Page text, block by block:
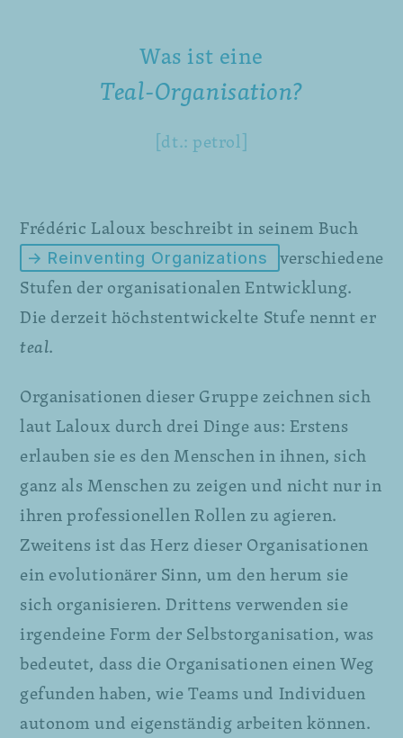
Was ist eine
Teal-Organisation?
[dt.: petrol]
Frédéric Laloux beschreibt in seinem Buch
→ Reinventing Organizations
verschiedene
Stufen der organisationalen Entwicklung.
Die derzeit höchstentwickelte Stufe nennt er
teal.
Organisationen dieser Gruppe zeichnen sich
laut Laloux durch drei Dinge aus: Erstens
erlauben sie es den Menschen in ihnen, sich
ganz als Menschen zu zeigen und nicht nur in
ihren professionellen Rollen zu agieren.
Zweitens ist das Herz dieser Organisationen
ein evolutionärer Sinn, um den herum sie
sich organisieren. Drittens verwenden sie
irgendeine Form der Selbstorganisation, was
bedeutet, dass die Organisationen einen Weg
gefunden haben, wie Teams und Individuen
autonom und eigenständig arbeiten können.